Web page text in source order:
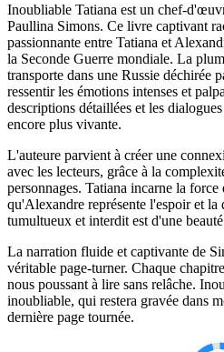
Inoubliable Tatiana est un chef-
Paullina Simons. Ce livre captivant
passionnante entre Tatiana et
la Seconde Guerre mondiale. La
transporte dans une Russie déchirée
ressentir les émotions intenses et
descriptions détaillées et les
encore plus vivante.
L'auteure parvient à créer une
avec les lecteurs, grâce à la
personnages. Tatiana incarne la force
qu'Alexandre représente l'espoir et
tumultueux et interdit est d'une
La narration fluide et captivante de
véritable page-turner. Chaque
nous poussant à lire sans relâche.
inoubliable, qui restera gravée dans
dernière page tournée.